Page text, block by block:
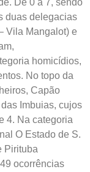
duas delegacias
Vila Mangalot) e
homicídios,
No topo da
Capão
Imbuias, cujos
4. Na categoria
O Estado de S.
Pirituba
ocorrências